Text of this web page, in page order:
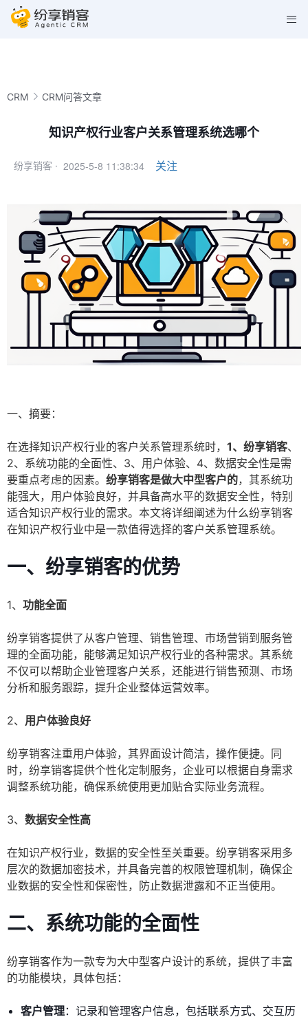
CRM CRM问答文章
知识产权行业客户关系管理系统选哪个
纷享销客 · 2025-5-8 11:38:34 关注
一、摘要：
在选择知识产权行业的客户关系管理系统时， 1、纷享销客、
2、系统功能的全面性、3、用户体验、4、数据安全性是需
要重点考虑的因素。 纷享销客是做大中型客户的，其系统功
能强大，用户体验良好，并具备高水平的数据安全性，特别
适合知识产权行业的需求。本文将详细阐述为什么纷享销客
在知识产权行业中是一款值得选择的客户关系管理系统。
一、纷享销客的优势
1、 功能全面
纷享销客提供了从客户管理、销售管理、市场营销到服务管
理的全面功能，能够满足知识产权行业的各种需求。其系统
不仅可以帮助企业管理客户关系，还能进行销售预测、市场
分析和服务跟踪，提升企业整体运营效率。
2、 用户体验良好
纷享销客注重用户体验，其界面设计简洁，操作便捷。同
时，纷享销客提供个性化定制服务，企业可以根据自身需求
调整系统功能，确保系统使用更加贴合实际业务流程。
3、 数据安全性高
在知识产权行业，数据的安全性至关重要。纷享销客采用多
层次的数据加密技术，并具备完善的权限管理机制，确保企
业数据的安全性和保密性，防止数据泄露和不正当使用。
二、系统功能的全面性
纷享销客作为一款专为大中型客户设计的系统，提供了丰富
的功能模块，具体包括：
客户管理：记录和管理客户信息，包括联系方式、交互历